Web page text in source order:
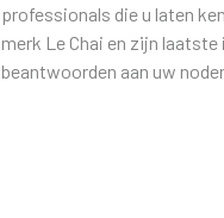
professionals die u laten
merk Le Chai en zijn
beantwoorden aan uw